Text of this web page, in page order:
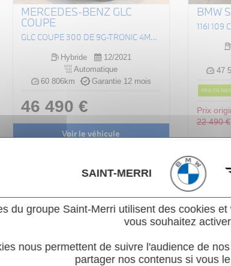
MERCEDES-BENZ GLC
COUPE
GLC COUPÉ 300 DE 9G-TRONIC 4MATIC AMG LINE
Hybride
12/2021
Automatique
60 806km
Garantie 12 mois
46 490 €
Voir le véhicule
BMW
116I 109
47
PRIX EN
Prix
22 490 €
21
SAINT-MERRI
du groupe Saint-Merri utilisent des cookies
vous souhaitez
nous permettent de suivre l'audience de
partager nos contenus si vous